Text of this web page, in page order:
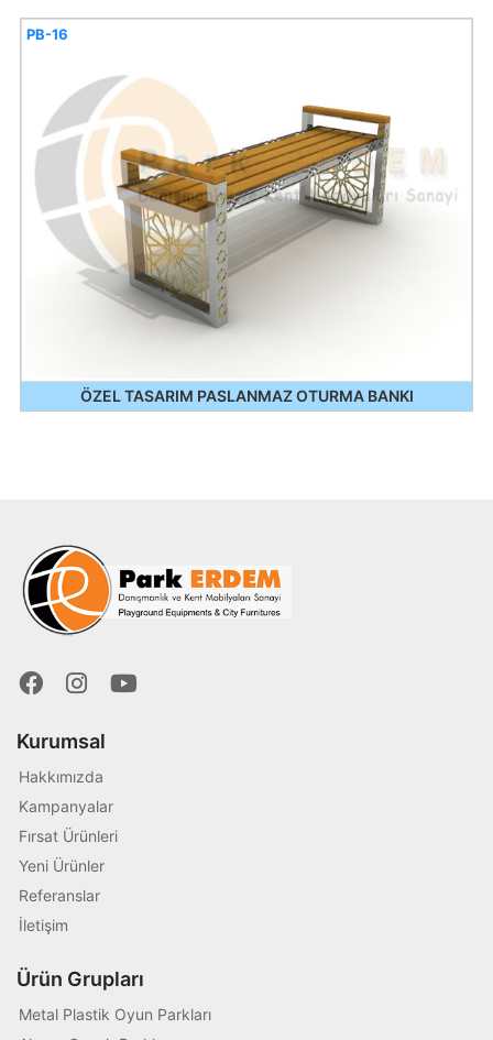
ÖZEL TASARIM PASLANMAZ OTURMA BANKI
PB-16
Kurumsal
Hakkımızda
Kampanyalar
Fırsat Ürünleri
Yeni Ürünler
Referanslar
İletişim
Ürün Grupları
Metal Plastik Oyun Parkları